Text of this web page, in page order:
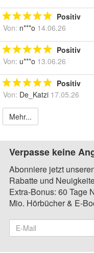
Positiv
Von: n***o 14.06.26
Positiv
Von: u***o 13.06.26
Positiv
Von: De_Katzi 17.05.26
Mehr...
Verpasse keine
Abonniere jetzt
Rabatte und
Extra-Bonus: 60 Tage
Mio. Hörbücher & E-